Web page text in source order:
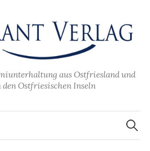
aus Ostfriesland und
den Ostfriesischen Inseln
Suche
nach: